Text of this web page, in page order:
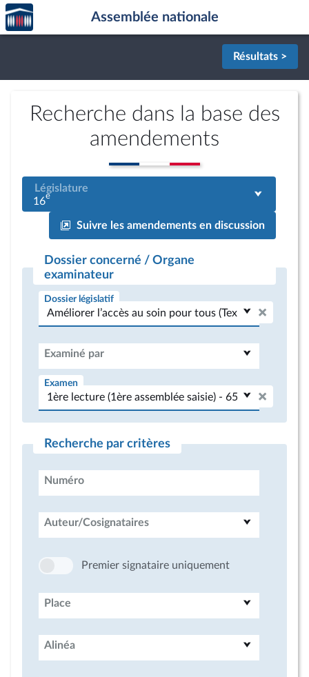
Aller au contenu
Aller en bas de la page
Accèder
à la
page
Assemblée nationale
Résultats >
Recherche dans la base des
amendements
Législature
16e
Suivre les amendements en discussion
Dossier concerné / Organe
examinateur
Dossier législatif
Examiné par
Examen
Recherche par critères
Numéro
Auteur/Cosignataires
Premier signataire uniquement
Place
Alinéa